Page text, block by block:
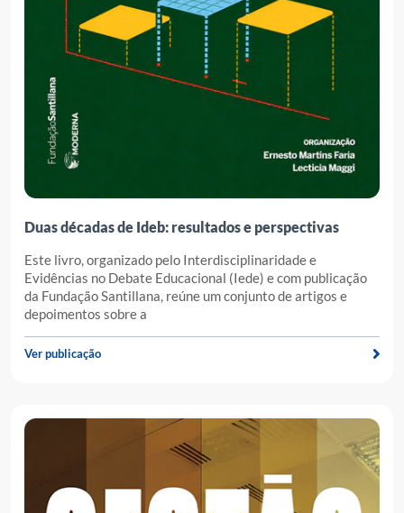
Duas décadas de Ideb: resultados e perspectivas
Este livro, organizado pelo Interdisciplinaridade e
Evidências no Debate Educacional (Iede) e com publicação
da Fundação Santillana, reúne um conjunto de artigos e
depoimentos sobre a
Ver publicação